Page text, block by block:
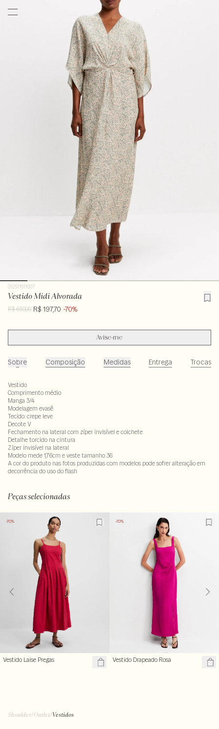
012511011007
Vestido Midi Alvorada
R$ 659,00 R$ 197,70 -70%
Avise-me
Sobre Composição Medidas Entrega Trocas
Vestido
Comprimento médio
Manga 3/4
Modelagem evasê
Tecido: crepe leve
Decote V
Fechamento na lateral com zíper invisível e colchete
Detalhe torcido na cintura
Zíper invisível na lateral
Modelo mede 1,76cm e veste tamanho 36
A cor do produto nas fotos produzidas com modelos pode sofrer alteração em
decorrência do uso do flash
Peças selecionadas
-70%
Vestido Laise Pregas
-70%
Vestido Drapeado Rosa
Shoulder/Outlet/Vestidos